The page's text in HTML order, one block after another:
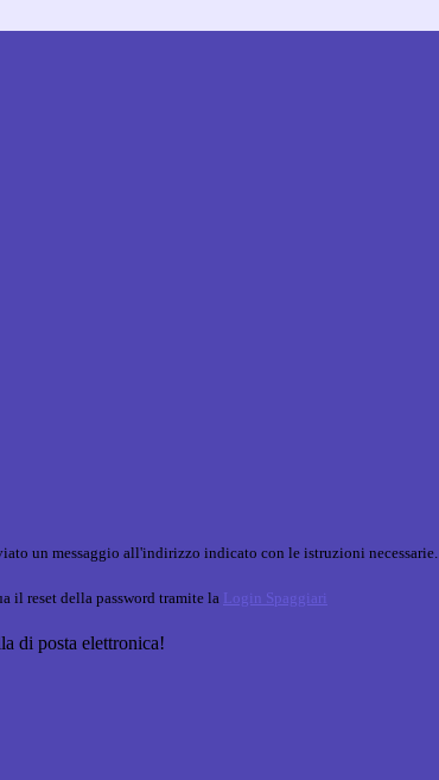
un messaggio all'indirizzo indicato con le istruzioni necessarie.
il reset della password tramite la Login Spaggiari
di posta elettronica!